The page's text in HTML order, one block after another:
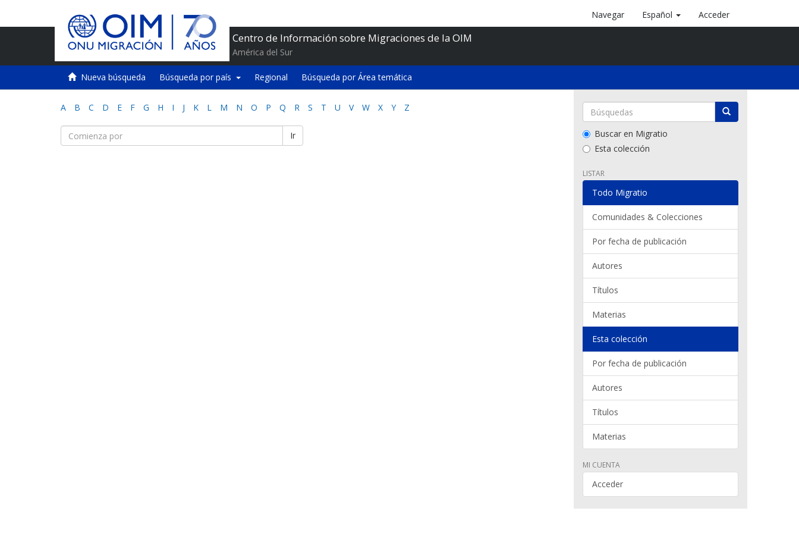
Centro de Información sobre Migraciones de la OIM
América del Sur
Navegar Español Acceder
Nueva búsqueda Búsqueda por país Regional Búsqueda por Área temática
A B C D E F G H I J K L M N O P Q R S T U V W X Y Z
Ir
Buscar en Migratio
Esta colección
LISTAR
Todo Migratio
Comunidades & Colecciones
Por fecha de publicación
Autores
Títulos
Materias
Esta colección
Por fecha de publicación
Autores
Títulos
Materias
MI CUENTA
Acceder